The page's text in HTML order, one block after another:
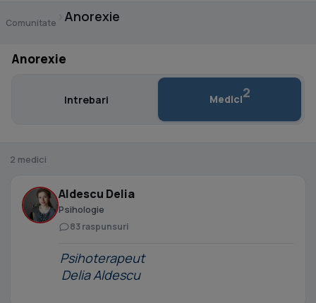
Comunitate Anorexie
Anorexie
Intrebari Medici2
2 medici
Aldescu Delia
Psihologie
83 raspunsuri
Psihoterapeut
Delia Aldescu